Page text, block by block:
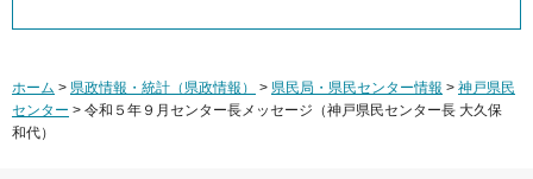
ホーム > 県政情報・統計（県政情報） > 県民局・県民センター情報 > 神戸県民
センター > 令和５年９月センター長メッセージ（神戸県民センター長 大久保
和代）